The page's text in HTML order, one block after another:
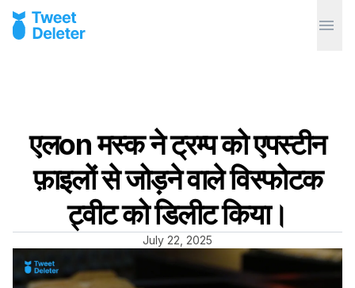
एलon मस्क ने ट्रम्प को एपस्टीन
फ़ाइलों से जोड़ने वाले विस्फोटक
ट्वीट को डिलीट किया।
July 22, 2025